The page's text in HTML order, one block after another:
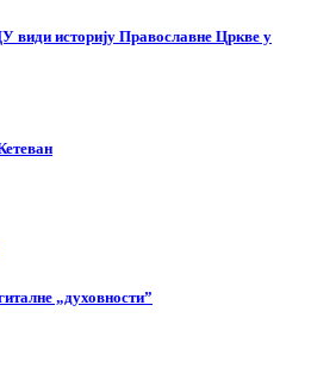
види историју Православне Цркве у
„духовности”